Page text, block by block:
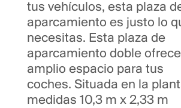
tus vehículos, esta plaza
aparcamiento es justo lo
necesitas. Esta plaza de
aparcamiento doble
amplio espacio para tus
coches. Situada en la
medidas 10,3 m x 2,33 m